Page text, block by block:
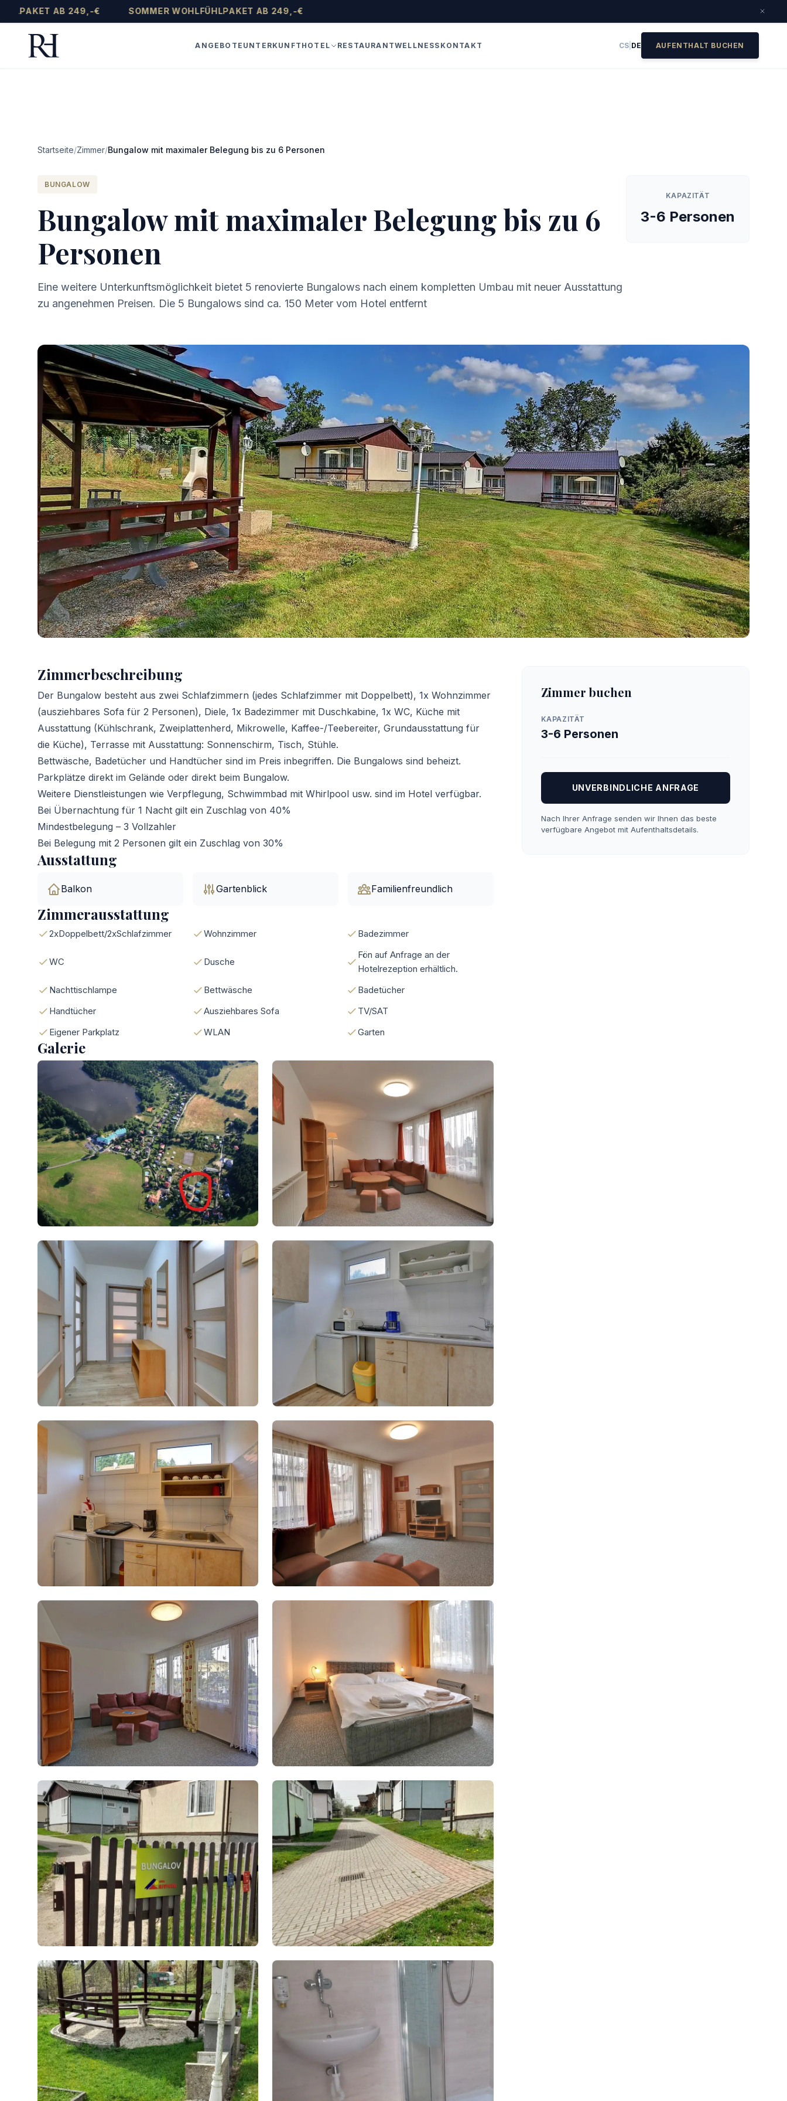
AB 249,-€ SOMMER WOHLFÜHLPAKET AB 249,-€
ANGEBOTE UNTERKUNFT HOTEL RESTAURANTWELLNESS KONTAKT CS| DE AUFENTHALT BUCHEN
Startseite/Zimmer/Bungalow mit maximaler Belegung bis zu 6 Personen
BUNGALOW
Bungalow mit maximaler Belegung bis zu 6
Personen
Eine weitere Unterkunftsmöglichkeit bietet 5 renovierte Bungalows nach einem kompletten Umbau mit neuer Ausstattung
zu angenehmen Preisen. Die 5 Bungalows sind ca. 150 Meter vom Hotel entfernt
KAPAZITÄT
3-6 Personen
Zimmerbeschreibung
Der Bungalow besteht aus zwei Schlafzimmern (jedes Schlafzimmer mit Doppelbett), 1x Wohnzimmer
(ausziehbares Sofa für 2 Personen), Diele, 1x Badezimmer mit Duschkabine, 1x WC, Küche mit
Ausstattung (Kühlschrank, Zweiplattenherd, Mikrowelle, Kaffee-/Teebereiter, Grundausstattung für
die Küche), Terrasse mit Ausstattung: Sonnenschirm, Tisch, Stühle.
Bettwäsche, Badetücher und Handtücher sind im Preis inbegriffen. Die Bungalows sind beheizt.
Parkplätze direkt im Gelände oder direkt beim Bungalow.
Weitere Dienstleistungen wie Verpflegung, Schwimmbad mit Whirlpool usw. sind im Hotel verfügbar.
Bei Übernachtung für 1 Nacht gilt ein Zuschlag von 40%
Mindestbelegung – 3 Vollzahler
Bei Belegung mit 2 Personen gilt ein Zuschlag von 30%
Ausstattung
Balkon Gartenblick Familienfreundlich
Zimmerausstattung
2xDoppelbett/2xSchlafzimmer Wohnzimmer Badezimmer
WC Dusche
Fön auf Anfrage an der
Hotelrezeption erhältlich.
Nachttischlampe
Bettwäsche
Badetücher
Handtücher
Ausziehbares Sofa
TV/SAT
Eigener Parkplatz
WLAN Garten
Galerie
Zimmer buchen
KAPAZITÄT
3-6 Personen
UNVERBINDLICHE ANFRAGE
Nach Ihrer Anfrage senden wir Ihnen das beste
verfügbare Angebot mit Aufenthaltsdetails.